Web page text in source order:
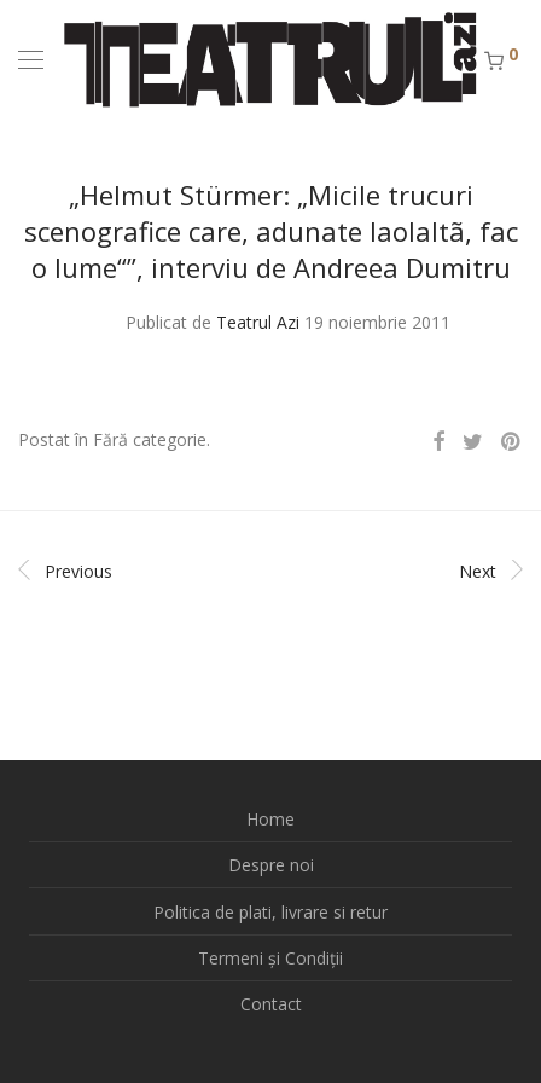
0
„Helmut Stürmer: „Micile trucuri
scenografice care, adunate laolaltã, fac
o lume“”, interviu de Andreea Dumitru
Publicat de Teatrul Azi 19 noiembrie 2011
Postat în Fără categorie.
Previous Next
Home
Despre noi
Politica de plati, livrare si retur
Termeni și Condiții
Contact